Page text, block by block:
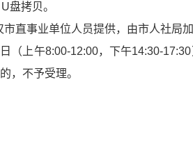
盘拷贝。
直事业单位人员提供，由市人社局
（上午8:00-12:00，下午14:30-
，不予受理。